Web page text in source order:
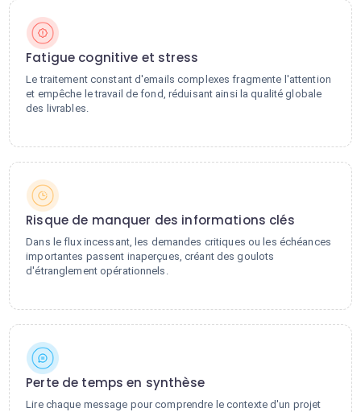
Fatigue cognitive et stress
Le traitement constant d'emails complexes fragmente l'attention
et empêche le travail de fond, réduisant ainsi la qualité globale
des livrables.
Risque de manquer des informations clés
Dans le flux incessant, les demandes critiques ou les échéances
importantes passent inaperçues, créant des goulots
d'étranglement opérationnels.
Perte de temps en synthèse
Lire chaque message pour comprendre le contexte d'un projet